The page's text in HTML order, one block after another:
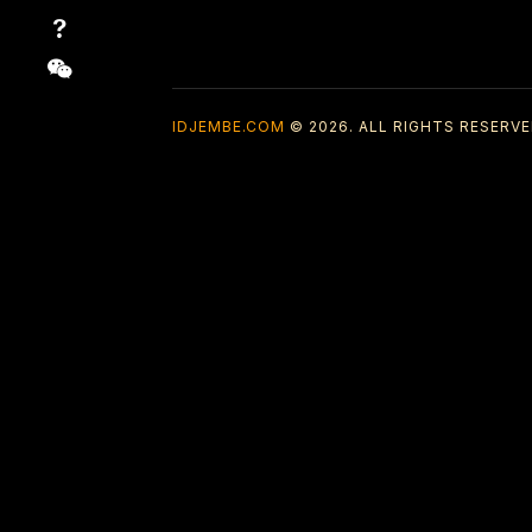
IDJEMBE.COM © 2026. ALL RIGHTS